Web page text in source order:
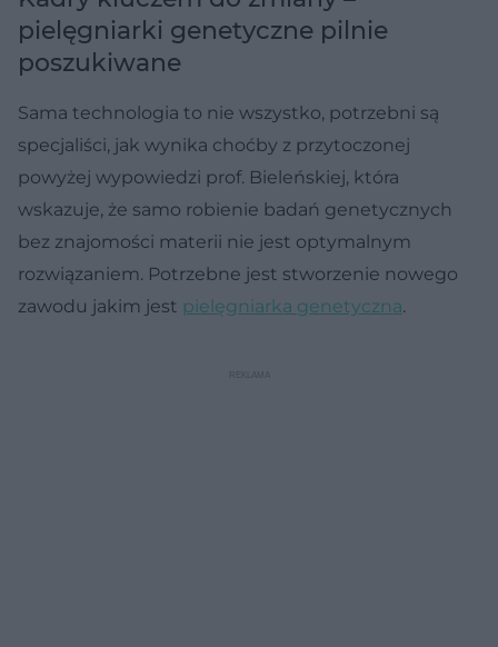
pielęgniarki genetyczne pilnie
poszukiwane
Sama technologia to nie wszystko, potrzebni są
specjaliści, jak wynika choćby z przytoczonej
powyżej wypowiedzi prof. Bieleńskiej, która
wskazuje, że samo robienie badań genetycznych
bez znajomości materii nie jest optymalnym
rozwiązaniem. Potrzebne jest stworzenie nowego
zawodu jakim jest pielęgniarka genetyczna.